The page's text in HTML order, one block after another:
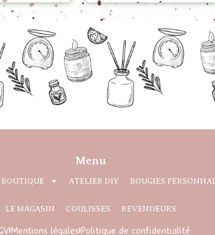
Menu
BOUTIQUE ATELIER DIY BOUGIES
LE MAGASIN COULISSES REVENDEURS
Mentions légalesPolitique de confidentialité